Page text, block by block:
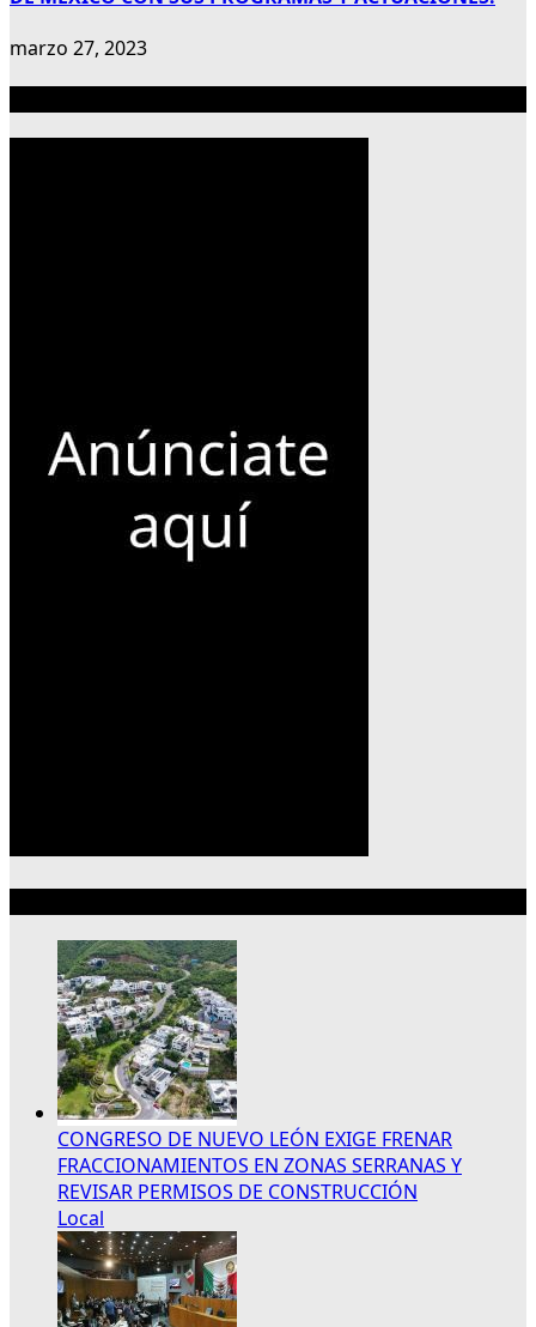
marzo 27, 2023
CONGRESO DE NUEVO LEÓN EXIGE FRENAR
FRACCIONAMIENTOS EN ZONAS SERRANAS Y
REVISAR PERMISOS DE CONSTRUCCIÓN
Local